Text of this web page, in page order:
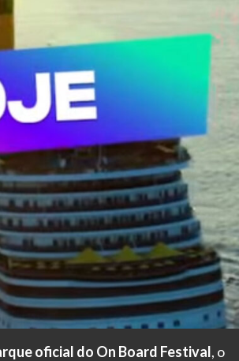
oficial do On Board Festival, o